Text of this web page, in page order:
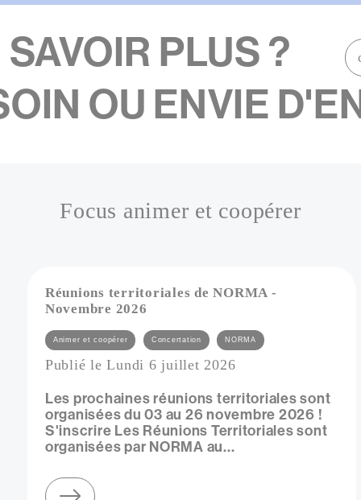
Défilement
droite
SAVOIR PLUS ?
Défilement
gauche
OU ENVIE
Focus animer et coopérer
Réunions territoriales de NORMA -
Novembre 2026
Catégories
Animer et coopérer Concertation NORMA
Publié le Lundi 6 juillet 2026
Les prochaines réunions territoriales sont
organisées du 03 au 26 novembre 2026 !
S'inscrire Les Réunions Territoriales sont
organisées par NORMA au...